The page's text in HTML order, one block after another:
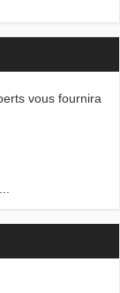
vous fournira